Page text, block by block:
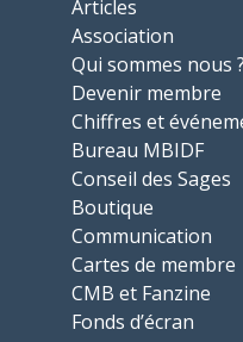
Articles
Association
Qui sommes nous ?
Devenir membre
Chiffres et
Bureau MBIDF
Conseil des Sages
Boutique
Communication
Cartes de membre
CMB et Fanzine
Fonds d’écran